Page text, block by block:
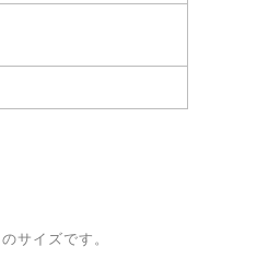
サイズです。